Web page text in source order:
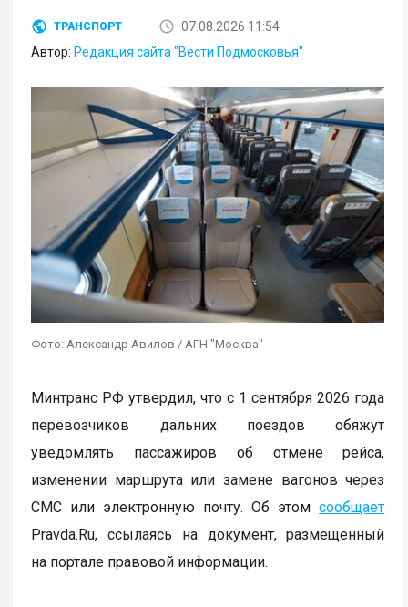
ТРАНСПОРТ
07.08.2026 11:54
Автор: Редакция сайта "Вести Подмосковья"
Фото: Александр Авилов / АГН "Москва"
Минтранс РФ утвердил, что с 1 сентября 2026 года
перевозчиков дальних поездов обяжут
уведомлять пассажиров об отмене рейса,
изменении маршрута или замене вагонов через
СМС или электронную почту. Об этомсообщает
Pravda.Ru, ссылаясь на документ, размещенный
на портале правовой информации.